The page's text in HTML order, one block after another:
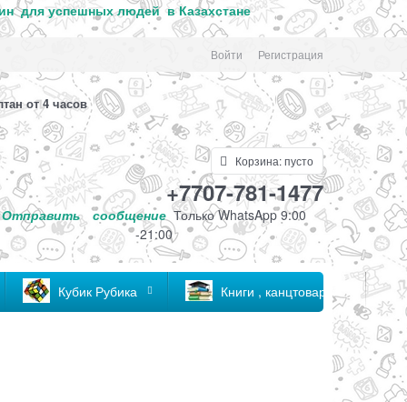
для успешных людей в Казахстане
Войти Регистрация
от 4 часов
Корзина:пусто
+7707-781-1477
Отправить сообщениеТолько WhatsApp 9:00
-21:00
Кубик Рубика Книги , канцтовары